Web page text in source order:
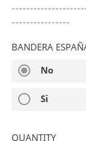
----------------
BANDERA
radio_button_checked No
radio_button_unchecked Si
QUANTITY